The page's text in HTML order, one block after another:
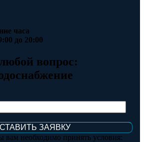
часа
до 20:00
вопрос:
вам необходимо принять условия: